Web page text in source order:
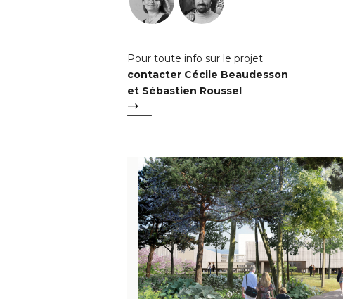
Pour toute info sur le projet
contacter Cécile Beaudesson
et Sébastien Roussel